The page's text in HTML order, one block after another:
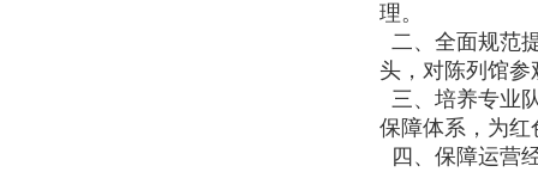
理。
二、全面规范
头，对陈列馆
三、培养专业
保障体系，为
四、保障运营